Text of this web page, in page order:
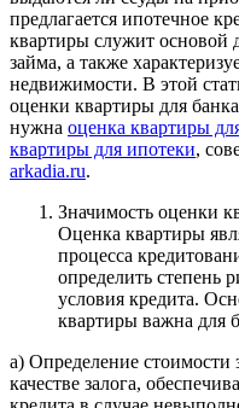
предлагается ипотечное
квартиры служит основой
займа, а также
недвижимости. В этой
оценки квартиры для
нужна оценка квартиры
квартиры для ипотеки,
arkadia.ru.
Значимость оценки
Оценка квартиры
процесса
определить степень
условия кредита.
квартиры важна для
а) Определение стоимости
качестве залога,